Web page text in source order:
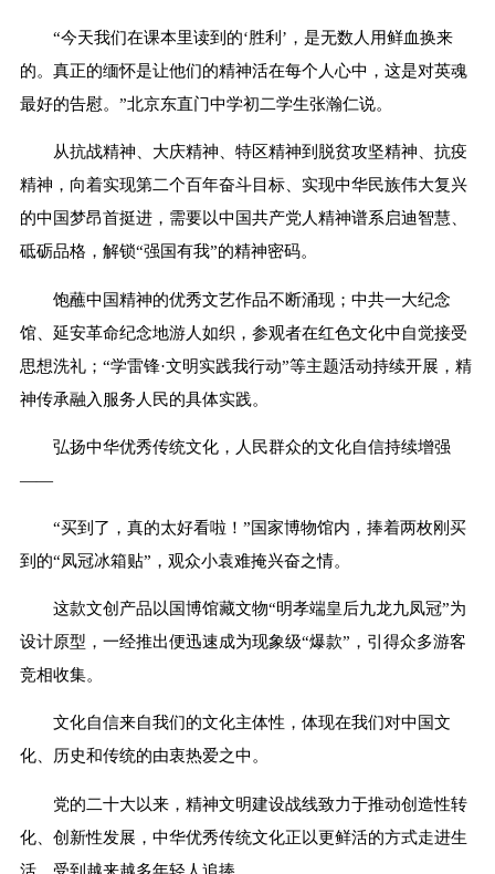
“今天我们在课本里读到的‘胜利’，是无数人用鲜血换来
的。真正的缅怀是让他们的精神活在每个人心中，这是对英魂
最好的告慰。”北京东直门中学初二学生张瀚仁说。
从抗战精神、大庆精神、特区精神到脱贫攻坚精神、抗疫
精神，向着实现第二个百年奋斗目标、实现中华民族伟大复兴
的中国梦昂首挺进，需要以中国共产党人精神谱系启迪智慧、
砥砺品格，解锁“强国有我”的精神密码。
饱蘸中国精神的优秀文艺作品不断涌现；中共一大纪念
馆、延安革命纪念地游人如织，参观者在红色文化中自觉接受
思想洗礼；“学雷锋·文明实践我行动”等主题活动持续开展，精
神传承融入服务人民的具体实践。
弘扬中华优秀传统文化，人民群众的文化自信持续增强
——
“买到了，真的太好看啦！”国家博物馆内，捧着两枚刚买
到的“凤冠冰箱贴”，观众小袁难掩兴奋之情。
这款文创产品以国博馆藏文物“明孝端皇后九龙九凤冠”为
设计原型，一经推出便迅速成为现象级“爆款”，引得众多游客
竞相收集。
文化自信来自我们的文化主体性，体现在我们对中国文
化、历史和传统的由衷热爱之中。
党的二十大以来，精神文明建设战线致力于推动创造性转
化、创新性发展，中华优秀传统文化正以更鲜活的方式走进生
活，受到越来越多年轻人追捧。